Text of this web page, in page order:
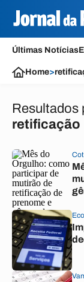
Últimas Notícias
Home>
Resultados
retificação